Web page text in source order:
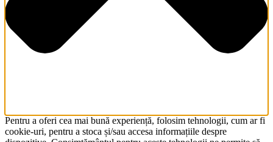
Pentru a oferi cea mai bună experiență, folosim tehnologii, cum ar fi
cookie-uri, pentru a stoca și/sau accesa informațiile despre